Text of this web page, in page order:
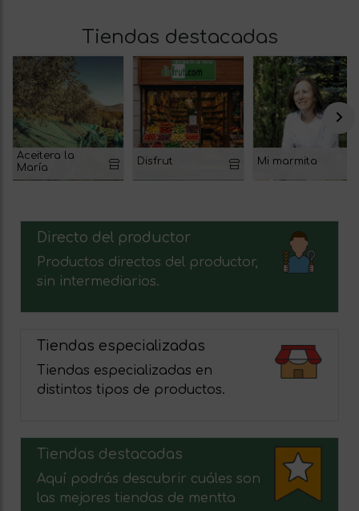
Tiendas destacadas
Aceitera la
María
Disfrut Mi marmita
Directo del productor
Productos directos del productor,
sin intermediarios.
Tiendas especializadas
Tiendas especializadas en
distintos tipos de productos.
Tiendas destacadas
Aquí podrás descubrir cuáles son
las mejores tiendas de mentta